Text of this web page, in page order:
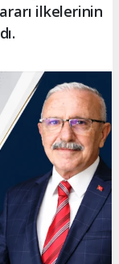
ilkelerinin